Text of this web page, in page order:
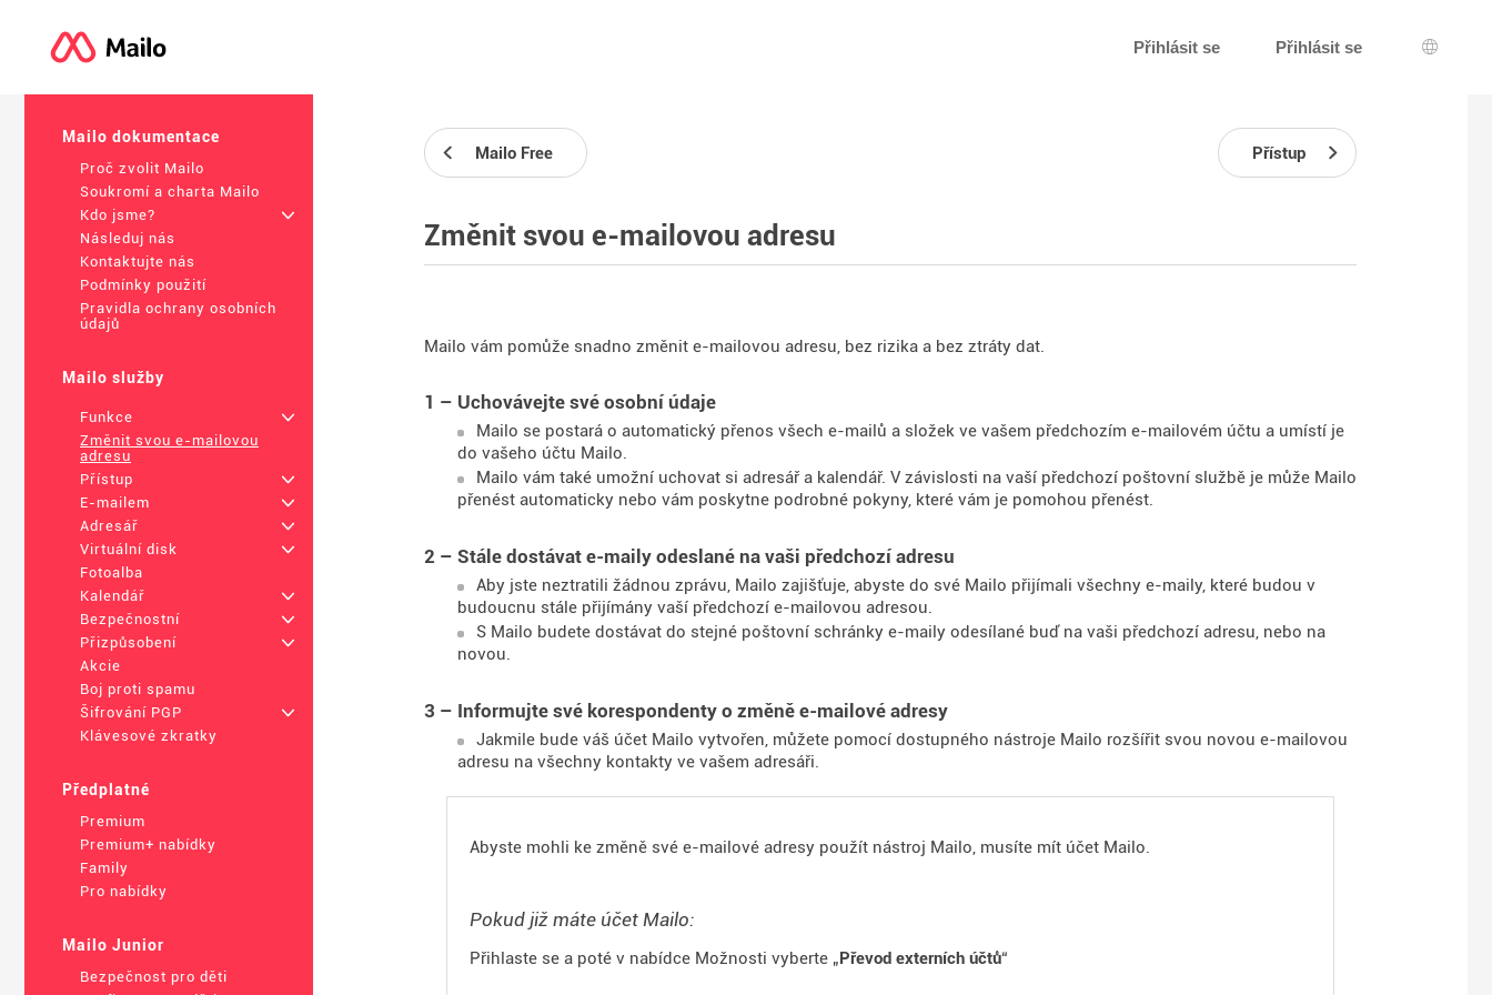
Přihlásit se Přihlásit se
Výběr
Mailo dokumentace
Proč zvolit Mailo
Soukromí a charta Mailo
Kdo jsme?
+
Následuj nás
Kontaktujte nás
Podmínky použití
Pravidla ochrany osobních
údajů
Mailo služby
Funkce
+
Změnit svou e-mailovou
adresu
Přístup
+
E-mailem
+
Adresář
+
Virtuální disk
+
Fotoalba
Kalendář
+
Bezpečnostní
+
Přizpůsobení
+
Akcie
Boj proti spamu
Šifrování PGP
+
Klávesové zkratky
Předplatné
Premium
Premium+ nabídky
Family
Pro nabídky
Mailo Junior
Bezpečnost pro děti
Mailo Free Přístup
Změnit svou e-mailovou adresu
Mailo vám pomůže snadno změnit e-mailovou adresu, bez rizika a bez ztráty dat.
1 – Uchovávejte své osobní údaje
Mailo se postará o automatický přenos všech e-mailů a složek ve vašem předchozím e-mailovém účtu a umístí je
do vašeho účtu Mailo.
Mailo vám také umožní uchovat si adresář a kalendář. V závislosti na vaší předchozí poštovní službě je může Mailo
přenést automaticky nebo vám poskytne podrobné pokyny, které vám je pomohou přenést.
2 – Stále dostávat e-maily odeslané na vaši předchozí adresu
Aby jste neztratili žádnou zprávu, Mailo zajišťuje, abyste do své Mailo přijímali všechny e-maily, které budou v
budoucnu stále přijímány vaší předchozí e-mailovou adresou.
S Mailo budete dostávat do stejné poštovní schránky e-maily odesílané buď na vaši předchozí adresu, nebo na
novou.
3 – Informujte své korespondenty o změně e-mailové adresy
Jakmile bude váš účet Mailo vytvořen, můžete pomocí dostupného nástroje Mailo rozšířit svou novou e-mailovou
adresu na všechny kontakty ve vašem adresáři.
Abyste mohli ke změně své e-mailové adresy použít nástroj Mailo, musíte mít účet Mailo.
Pokud již máte účet Mailo:
Přihlaste se a poté v nabídce Možnosti vyberte „Převod externích účtů“